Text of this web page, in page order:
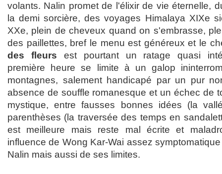
volants. Nalin promet de l'élixir de vie éternelle,
la demi sorcière, des voyages Himalaya XIXe
XXe, plein de cheveux quand on s'embrasse,
des paillettes, bref le menu est généreux et le
des fleurs est pourtant un ratage quasi
première heure se limite à un galop
montagnes, salement handicapé par un pur
absence de souffle romanesque et un échec de
mystique, entre fausses bonnes idées (la
parenthèses (la traversée des temps en
est meilleure mais reste mal écrite et
influence de Wong Kar-Wai assez
Nalin mais aussi de ses limites.